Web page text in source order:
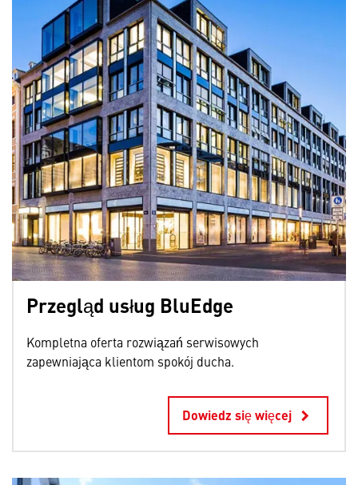
Przegląd usług BluEdge
Kompletna oferta rozwiązań serwisowych
zapewniająca klientom spokój ducha.
Dowiedz się więcej keyboard_arrow_right